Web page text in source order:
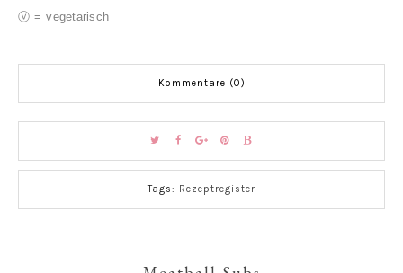
ⓥ = vegetarisch
Kommentare (0)
Tags: Rezeptregister